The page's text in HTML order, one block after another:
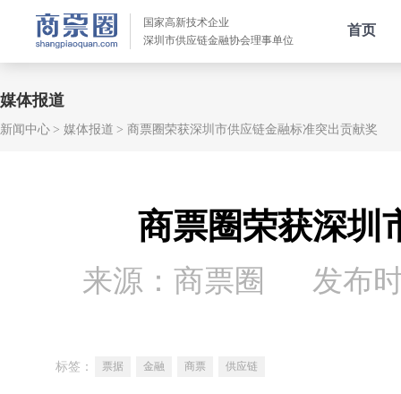
国家高新技术企业
深圳市供应链金融协会理事单位
首页
媒体报道
新闻中心 媒体报道 商票圈荣获深圳市供应链金融标准突出贡献奖
商票圈荣获深圳
来源：商票圈 发布
标签： 票据 金融 商票 供应链